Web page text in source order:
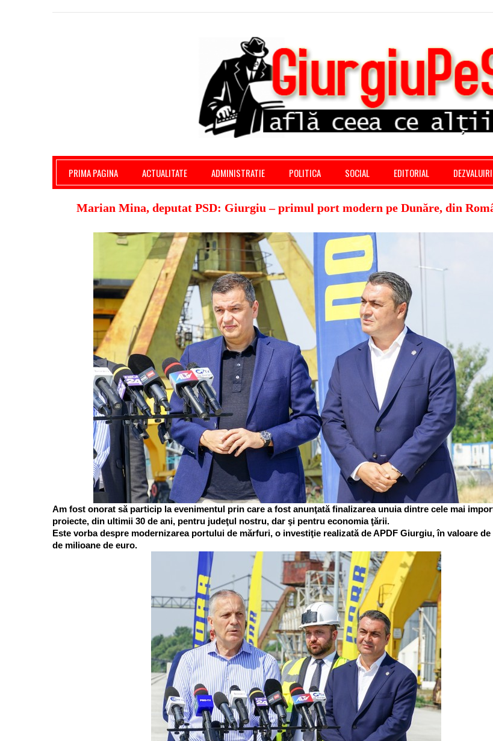
Giurgiu Pe Surse – actualitate giurgiu, administratie giurgiu, stiri politice, social
PRIMA PAGINA
ACTUALITATE ADMINISTRATIE POLITICA SOCIAL EDITORIAL DEZVALUIRI
Marian Mina, deputat PSD: Giurgiu – primul port modern pe Dunăre, din
Am fost onorat să particip la evenimentul prin care a fost anunţată finalizarea unuia dintre cele mai
proiecte, din ultimii 30 de ani, pentru judeţul nostru, dar şi pentru economia ţării.
Este vorba despre modernizarea portului de mărfuri, o investiţie realizată de APDF Giurgiu, în valoare de
de milioane de euro.